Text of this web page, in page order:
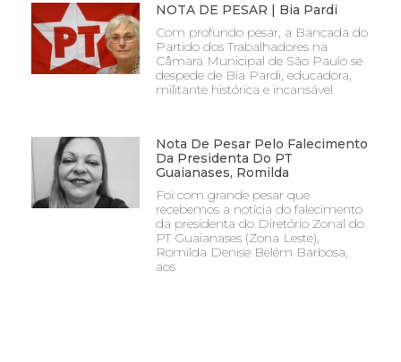
NOTA DE PESAR | Bia Pardi
Com profundo pesar, a Bancada do
Partido dos Trabalhadores na
Câmara Municipal de São Paulo se
despede de Bia Pardi, educadora,
militante histórica e incansável
Nota De Pesar Pelo Falecimento
Da Presidenta Do PT
Guaianases, Romilda
Foi com grande pesar que
recebemos a notícia do falecimento
da presidenta do Diretório Zonal do
PT Guaianases (Zona Leste),
Romilda Denise Belém Barbosa,
aos